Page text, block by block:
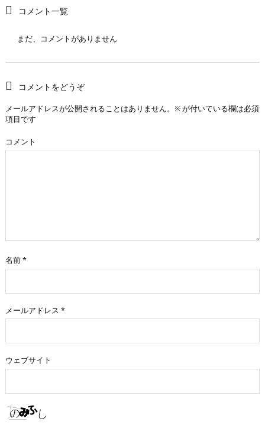
コメント一覧
まだ、コメントがありません
コメントをどうぞ
メールアドレスが公開されることはありません。 ※が付いている欄は必須
項目です
コメント
名前*
メールアドレス *
ウェブサイト